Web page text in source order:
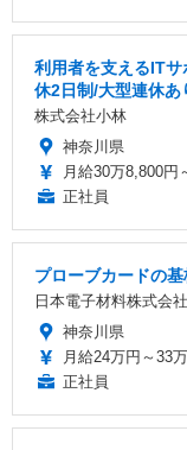
利用者を支えるIT
休2日制/大型連休あ
株式会社小林
神奈川県
月給30万8,800円
正社員
プローブカードの
日本電子材料株式会社
神奈川県
月給24万円～33
正社員